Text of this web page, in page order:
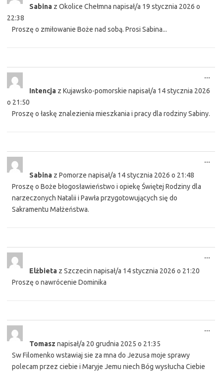
Sabina z Okolice Chełmna napisał/a 19 stycznia 2026 o
22:38
Proszę o zmiłowanie Boże nad sobą. Prosi Sabina...
Intencja z Kujawsko-pomorskie napisał/a 14 stycznia 2026
o 21:50
Proszę o łaskę znalezienia mieszkania i pracy dla rodziny Sabiny.
...
Sabina z Pomorze napisał/a 14 stycznia 2026 o 21:48
Proszę o Boże błogosławieństwo i opiekę Świętej Rodziny dla
narzeczonych Natalii i Pawła przygotowujących się do
Sakramentu Małżeństwa.
...
Elżbieta z Szczecin napisał/a 14 stycznia 2026 o 21:20
Proszę o nawrócenie Dominika
...
Tomasz napisał/a 20 grudnia 2025 o 21:35
Sw Filomenko wstawiaj sie za mna do Jezusa moje sprawy
polecam przez ciebie i Maryje Jemu niech Bóg wysłucha Ciebie
...